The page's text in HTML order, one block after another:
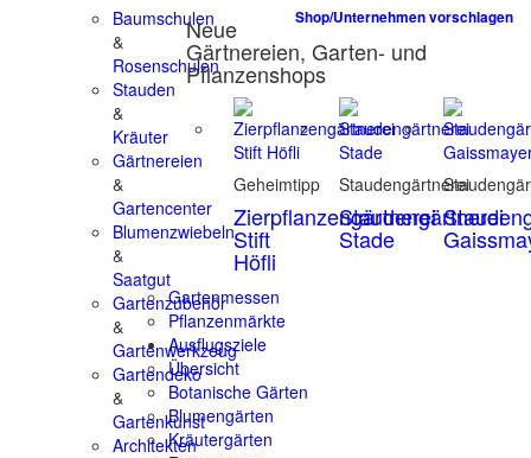
Baumschulen
&
Rosenschulen
Stauden
&
Kräuter
Gärtnereien
&
Gartencenter
Blumenzwiebeln
&
Saatgut
Gartenzubehör
&
Gartenwerkzeug
Gartendeko
&
Gartenkunst
Architekten
Shop/Unternehmen vorschlagen
Neue
Gärtnereien, Garten- und
Pflanzenshops
Geheimtipp
Zierpflanzengärtnerei
Stift
Höfli
Staudengärtnerei
Staudengärtnerei
Stade
Gartenmessen
Pflanzenmärkte
Ausflugsziele
Übersicht
Botanische Gärten
Blumengärten
Kräutergärten